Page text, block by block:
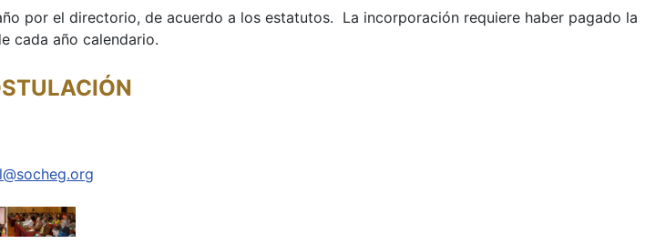
por el directorio, de acuerdo a los estatutos. La incorporación requiere haber pagado la
cada año calendario.